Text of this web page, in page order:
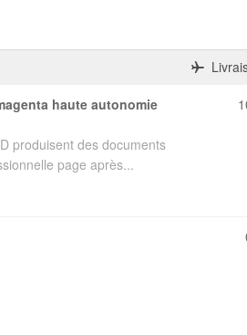
produisent des documents
page après...